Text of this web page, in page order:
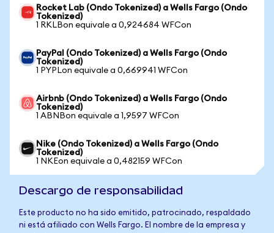
Rocket Lab (Ondo Tokenized) a Wells Fargo (Ondo
Tokenized)
1 RKLBon equivale a 0,924684 WFCon
PayPal (Ondo Tokenized) a Wells Fargo (Ondo
Tokenized)
1 PYPLon equivale a 0,669941 WFCon
Airbnb (Ondo Tokenized) a Wells Fargo (Ondo
Tokenized)
1 ABNBon equivale a 1,9597 WFCon
Nike (Ondo Tokenized) a Wells Fargo (Ondo
Tokenized)
1 NKEon equivale a 0,482159 WFCon
Descargo de responsabilidad
Este producto no ha sido emitido, patrocinado, respaldado
ni está afiliado con Wells Fargo. El nombre de la empresa y